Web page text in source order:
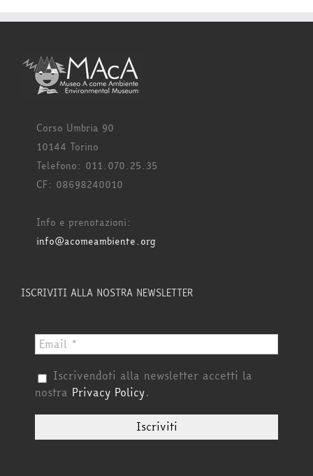
Corso Umbria 90
10144 Torino
Telefono: 011.070.25.35
CF: 08698240010
Info e prenotazioni:
info@acomeambiente.org
ISCRIVITI ALLA NOSTRA NEWSLETTER
Iscrivendoti alla newsletter accetti la
nostra Privacy Policy.